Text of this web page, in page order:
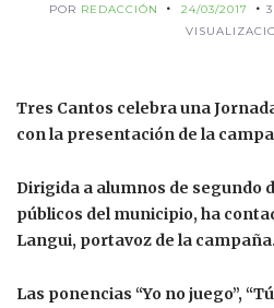
POR REDACCIÓN 24/03/2017
Tres Cantos celebra una
con la presentación de la
Dirigida a alumnos de segundo
públicos del municipio, ha
Langui, portavoz de la campaña.
Las ponencias “Yo no juego”,